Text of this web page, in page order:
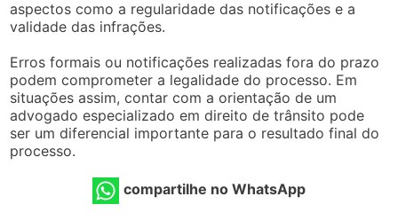
aspectos como a regularidade das notificações e a
validade das infrações.
Erros formais ou notificações realizadas fora do prazo
podem comprometer a legalidade do processo. Em
situações assim, contar com a orientação de um
advogado especializado em direito de trânsito pode
ser um diferencial importante para o resultado final do
processo.
compartilhe no WhatsApp